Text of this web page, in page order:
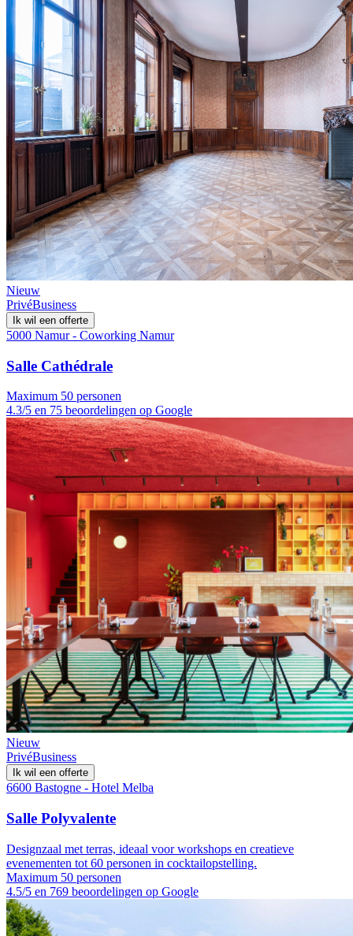
Nieuw
PrivéBusiness
Ik wil een offerte
5000 Namur - Coworking Namur
Salle Cathédrale
Maximum 50 personen
4.3/5 en 75 beoordelingen op Google
Nieuw
PrivéBusiness
Ik wil een offerte
6600 Bastogne - Hotel Melba
Salle Polyvalente
Designzaal met terras, ideaal voor workshops en creatieve
evenementen tot 60 personen in cocktailopstelling.
Maximum 50 personen
4.5/5 en 769 beoordelingen op Google